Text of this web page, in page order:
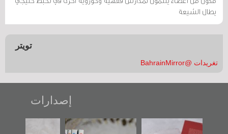
يطال الشيعة
تويتر
تغريدات @BahrainMirror
إصدارات
"حماة الباب الأخير":
تصنيف موضوعي